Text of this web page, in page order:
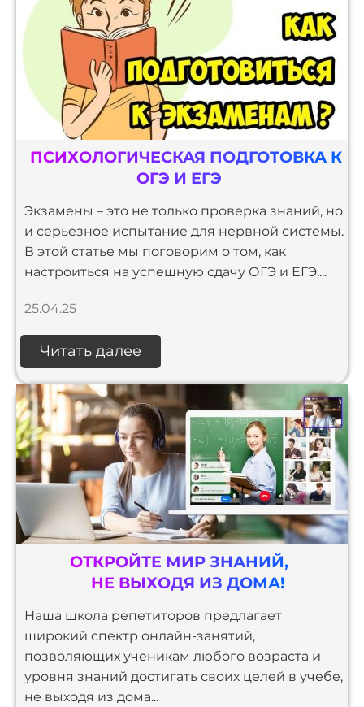
ПСИХОЛОГИЧЕСКАЯ ПОДГОТОВКА К
ОГЭ И ЕГЭ
Экзамены – это не только проверка знаний, но
и серьезное испытание для нервной системы.
В этой статье мы поговорим о том, как
настроиться на успешную сдачу ОГЭ и ЕГЭ....
25.04.25
Читать далее
ОТКРОЙТЕ МИР ЗНАНИЙ,
НЕ ВЫХОДЯ ИЗ ДОМА!
Наша школа репетиторов предлагает
широкий спектр онлайн-занятий,
позволяющих ученикам любого возраста и
уровня знаний достигать своих целей в учебе,
не выходя из дома...